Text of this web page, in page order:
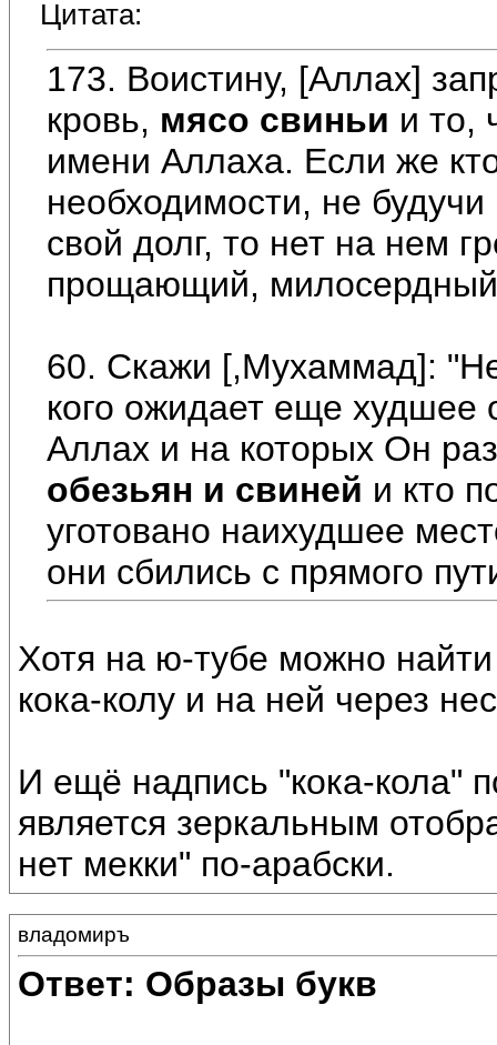
Цитата:
173. Воистину, [Аллах]
кровь, мясо свиньи и то,
имени Аллаха. Если же
необходимости, не
свой долг, то нет на нем
прощающий,
60. Скажи [,Мухаммад]:
кого ожидает еще худшее
Аллах и на которых Он
обезьян и свиней и кто
уготовано наихудшее
они сбились с прямого
Хотя на ю-тубе можно
кока-колу и на ней через
И ещё надпись "кока-кола"
является зеркальным
нет мекки" по-арабски.
владомиръ
Ответ: Образы букв